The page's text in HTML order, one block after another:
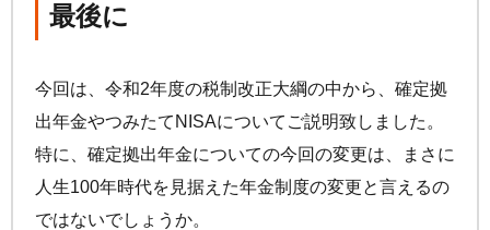
最後に
今回は、令和2年度の税制改正大綱の中から、確定拠
出年金やつみたてNISAについてご説明致しました。
特に、確定拠出年金についての今回の変更は、まさに
人生100年時代を見据えた年金制度の変更と言えるの
ではないでしょうか。